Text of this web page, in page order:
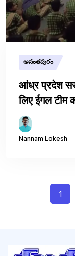
అనంతపురం
आंध्र प्रदेश
लिए ईगल टीम
Nannam Lokesh
1